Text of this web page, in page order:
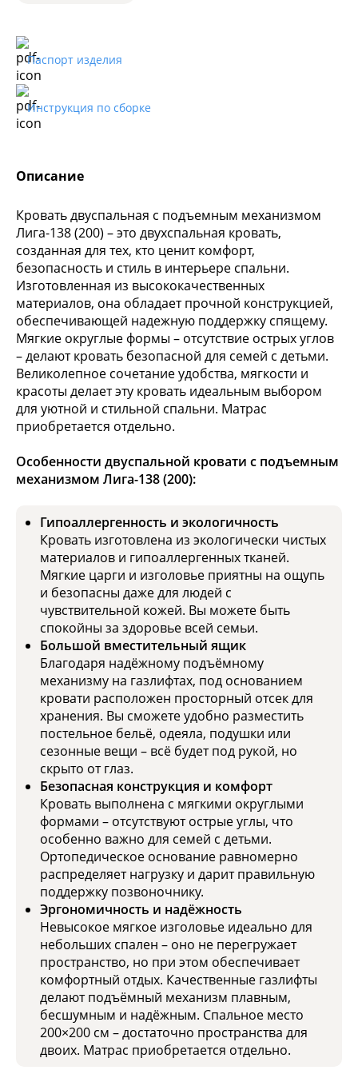
Описание
Кровать двуспальная с подъемным механизмом
Лига-138 (200) – это двухспальная кровать,
созданная для тех, кто ценит комфорт,
безопасность и стиль в интерьере спальни.
Изготовленная из высококачественных
материалов, она обладает прочной конструкцией,
обеспечивающей надежную поддержку спящему.
Мягкие округлые формы – отсутствие острых углов
– делают кровать безопасной для семей с детьми.
Великолепное сочетание удобства, мягкости и
красоты делает эту кровать идеальным выбором
для уютной и стильной спальни. Матрас
приобретается отдельно.
Особенности двуспальной кровати с подъемным
механизмом Лига-138 (200):
Гипоаллергенность и экологичность
Кровать изготовлена из экологически чистых
материалов и гипоаллергенных тканей.
Мягкие царги и изголовье приятны на ощупь
и безопасны даже для людей с
чувствительной кожей. Вы можете быть
спокойны за здоровье всей семьи.
Большой вместительный ящик
Благодаря надёжному подъёмному
механизму на газлифтах, под основанием
кровати расположен просторный отсек для
хранения. Вы сможете удобно разместить
постельное бельё, одеяла, подушки или
сезонные вещи – всё будет под рукой, но
скрыто от глаз.
Безопасная конструкция и комфорт
Кровать выполнена с мягкими округлыми
формами – отсутствуют острые углы, что
особенно важно для семей с детьми.
Ортопедическое основание равномерно
распределяет нагрузку и дарит правильную
поддержку позвоночнику.
Эргономичность и надёжность
Невысокое мягкое изголовье идеально для
небольших спален – оно не перегружает
пространство, но при этом обеспечивает
комфортный отдых. Качественные газлифты
делают подъёмный механизм плавным,
бесшумным и надёжным. Спальное место
200×200 см – достаточно пространства для
двоих. Матрас приобретается отдельно.
Паспорт изделия
Инструкция по сборке